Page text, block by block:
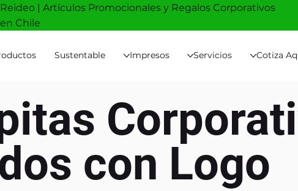
Sustentable Impresos Servicios Cotiza
Reideo | Artículos Promocionales y Regalos Corporativos
en Chile
con Logo